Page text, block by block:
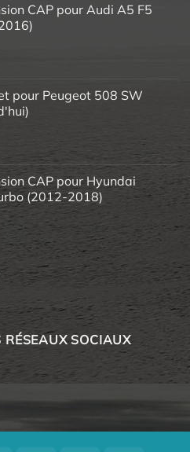
CAP pour Audi A5 F5
pour Peugeot 508 SW
CAP pour Hyundai
(2012-2018)
SOCIAUX